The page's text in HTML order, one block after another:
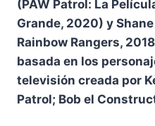
(PAW Patrol: La
Grande, 2020) y
Rainbow Rangers,
basada en los
televisión creada por
Patrol; Bob el